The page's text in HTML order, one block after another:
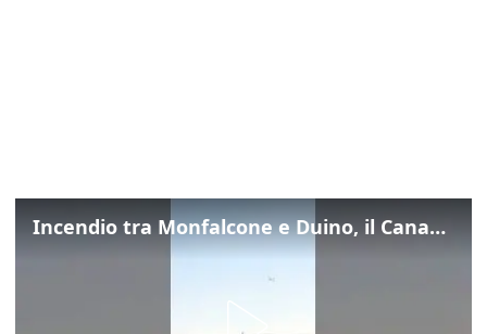
Incendio tra Monfalcone e Duino, il Canadair in azione per fermare le fiamme sul fronte dell’A4